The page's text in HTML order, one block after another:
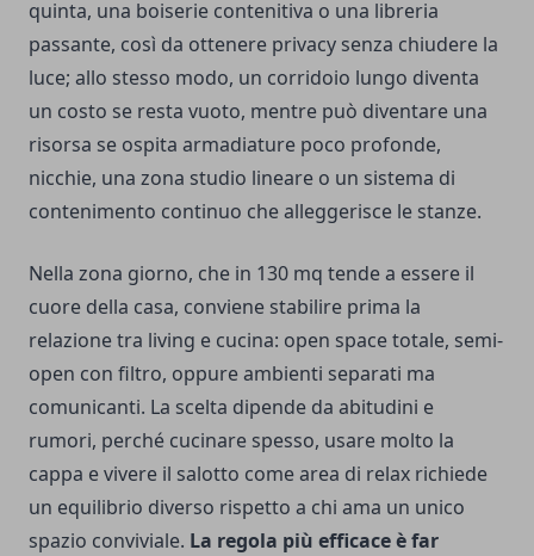
quinta, una boiserie contenitiva o una libreria
passante, così da ottenere privacy senza chiudere la
luce; allo stesso modo, un corridoio lungo diventa
un costo se resta vuoto, mentre può diventare una
risorsa se ospita armadiature poco profonde,
nicchie, una zona studio lineare o un sistema di
contenimento continuo che alleggerisce le stanze.
Nella zona giorno, che in 130 mq tende a essere il
cuore della casa, conviene stabilire prima la
relazione tra living e cucina: open space totale, semi-
open con filtro, oppure ambienti separati ma
comunicanti. La scelta dipende da abitudini e
rumori, perché cucinare spesso, usare molto la
cappa e vivere il salotto come area di relax richiede
un equilibrio diverso rispetto a chi ama un unico
spazio conviviale. La regola più efficace è far